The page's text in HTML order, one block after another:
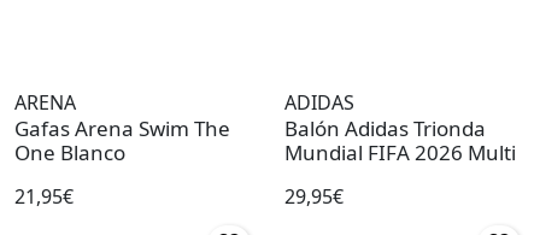
ARENA
Gafas Arena Swim The
One Blanco
21,95€
ADIDAS
Balón Adidas Trionda
Mundial FIFA 2026 Multi
29,95€